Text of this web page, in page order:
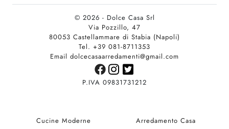
© 2026 - Dolce Casa Srl
Via Pozzillo, 47
80053 Castellammare di Stabia (Napoli)
Tel. +39 081-8711353
Email dolcecasaarredamenti@gmail.com
P.IVA 09831731212
Cucine Moderne
Arredamento Casa